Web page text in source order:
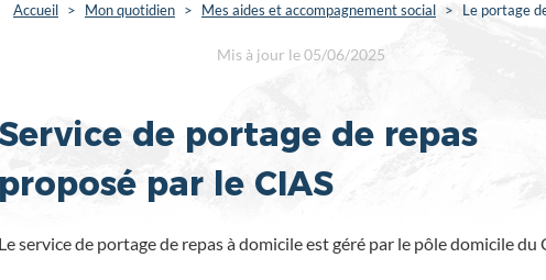
Accueil > Mon quotidien > Mes aides et accompagnement social > Le portage
Mis à jour le 05/06/2025
de portage de repas
proposé par le CIAS
Le service de portage de repas à domicile est géré par le pôle domicile du